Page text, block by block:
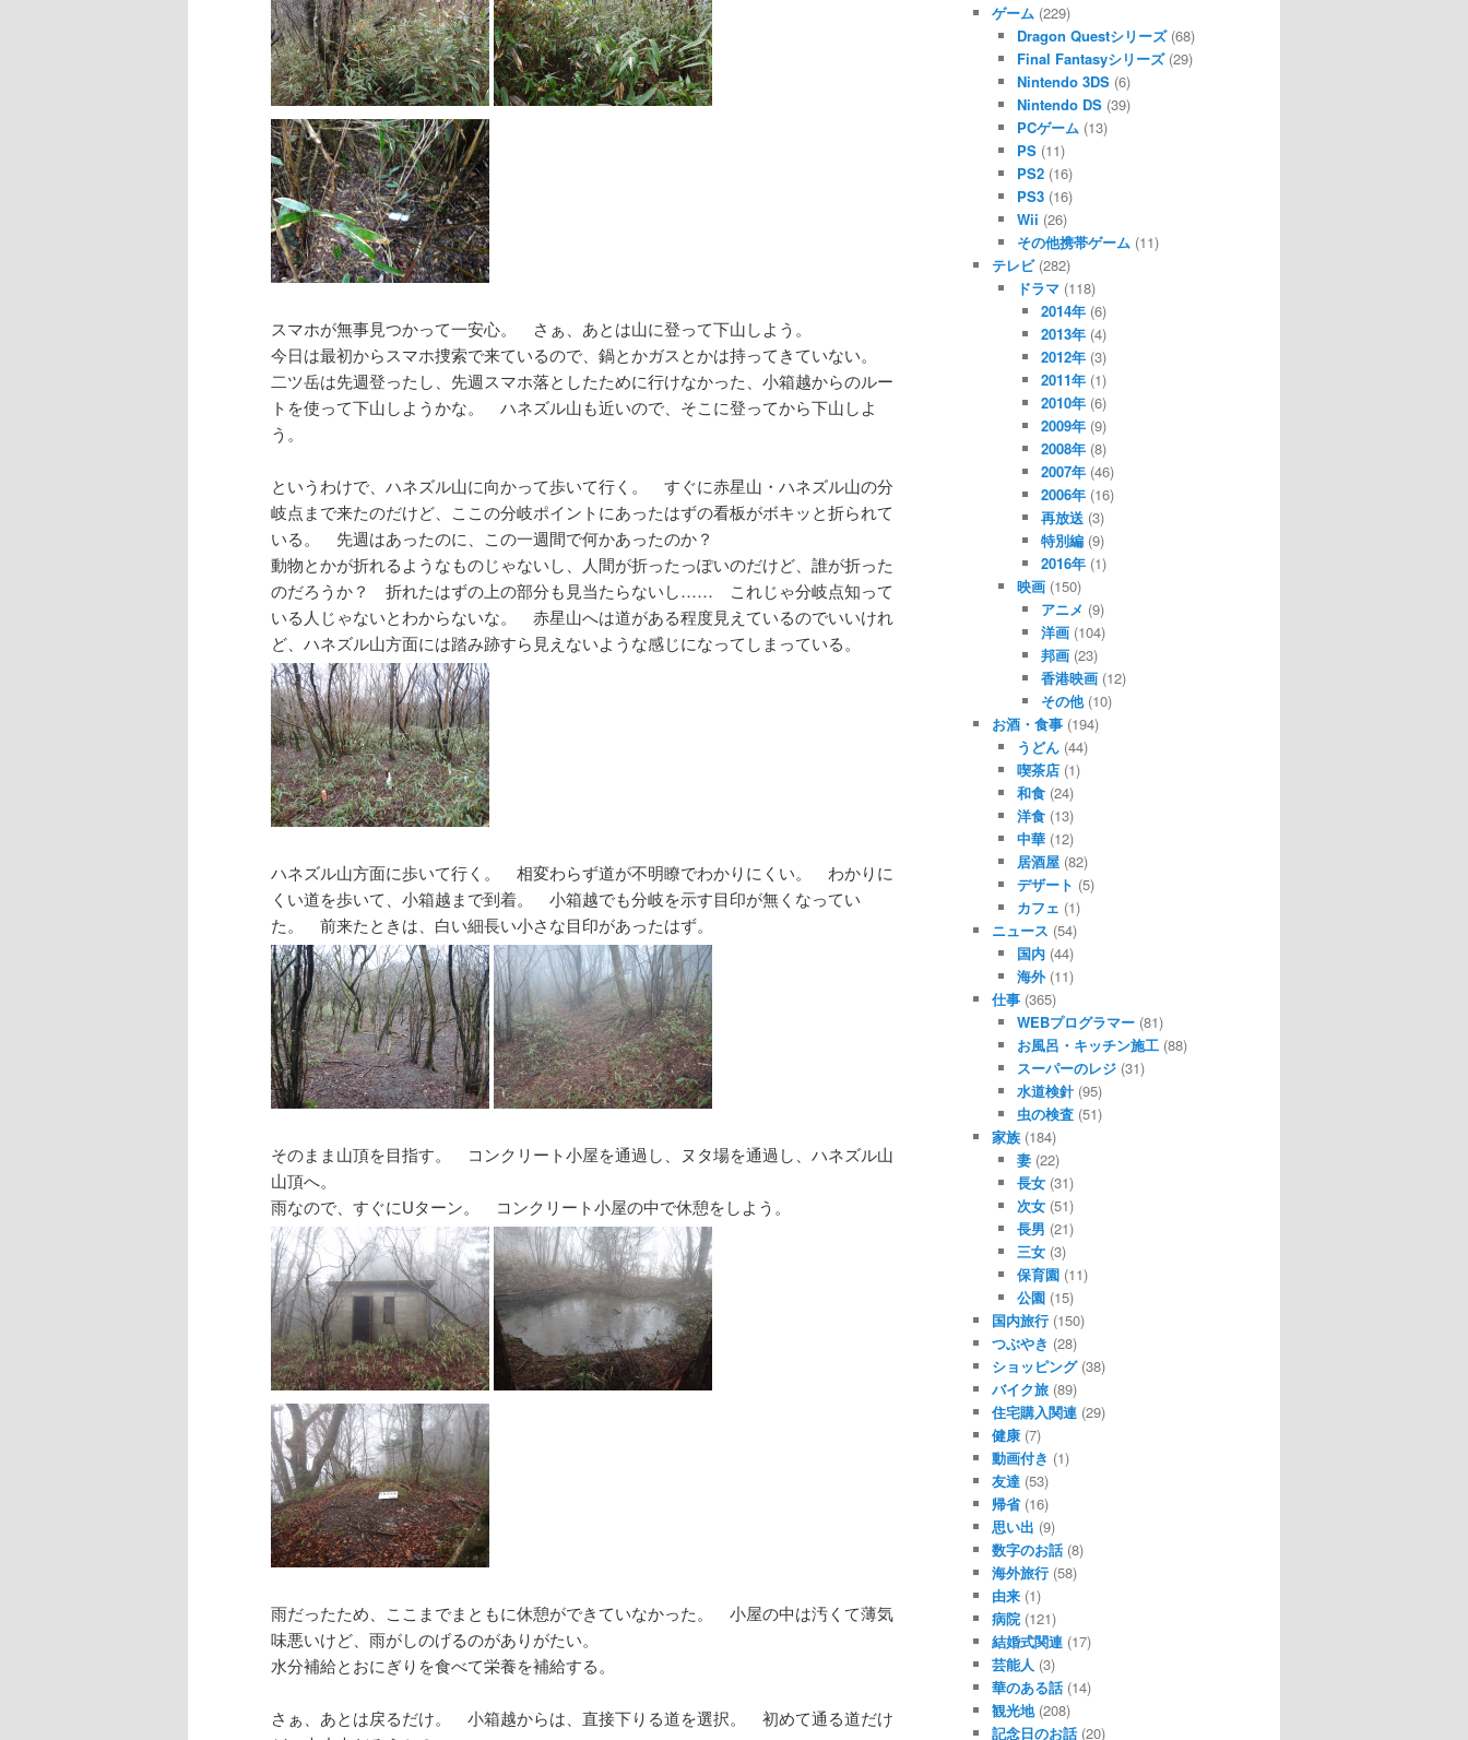
スマホが無事見つかって一安心。 さぁ、あとは山に登って下山しよう。
今日は最初からスマホ捜索で来ているので、鍋とかガスとかは持ってきていない。
二ツ岳は先週登ったし、先週スマホ落としたために行けなかった、小箱越からのルー
トを使って下山しようかな。 ハネズル山も近いので、そこに登ってから下山しよ
う。
というわけで、ハネズル山に向かって歩いて行く。 すぐに赤星山・ハネズル山の分
岐点まで来たのだけど、ここの分岐ポイントにあったはずの看板がボキッと折られて
いる。 先週はあったのに、この一週間で何かあったのか？
動物とかが折れるようなものじゃないし、人間が折ったっぽいのだけど、誰が折った
のだろうか？ 折れたはずの上の部分も見当たらないし…… これじゃ分岐点知って
いる人じゃないとわからないな。 赤星山へは道がある程度見えているのでいいけれ
ど、ハネズル山方面には踏み跡すら見えないような感じになってしまっている。
ハネズル山方面に歩いて行く。 相変わらず道が不明瞭でわかりにくい。 わかりに
くい道を歩いて、小箱越まで到着。 小箱越でも分岐を示す目印が無くなってい
た。 前来たときは、白い細長い小さな目印があったはず。
そのまま山頂を目指す。 コンクリート小屋を通過し、ヌタ場を通過し、ハネズル山
山頂へ。
雨なので、すぐにUターン。 コンクリート小屋の中で休憩をしよう。
雨だったため、ここまでまともに休憩ができていなかった。 小屋の中は汚くて薄気
味悪いけど、雨がしのげるのがありがたい。
水分補給とおにぎりを食べて栄養を補給する。
さぁ、あとは戻るだけ。 小箱越からは、直接下りる道を選択。 初めて通る道だけ
ゲーム (229)
Dragon Questシリーズ(68)
Final Fantasyシリーズ(29)
Nintendo 3DS(6)
Nintendo DS(39)
PCゲーム (13)
PS(11)
PS2(16)
PS3(16)
Wii (26)
その他携帯ゲーム (11)
テレビ(282)
ドラマ(118)
2014年 (6)
2013年 (4)
2012年 (3)
2011年 (1)
2010年 (6)
2009年 (9)
2008年 (8)
2007年 (46)
2006年 (16)
再放送 (3)
特別編 (9)
2016年 (1)
映画(150)
アニメ (9)
洋画 (104)
邦画 (23)
香港映画 (12)
その他(10)
お酒・食事 (194)
うどん(44)
喫茶店(1)
和食(24)
洋食(13)
中華(12)
居酒屋(82)
デザート (5)
カフェ (1)
ニュース (54)
国内(44)
海外(11)
仕事 (365)
WEBプログラマー(81)
お風呂・キッチン施工(88)
スーパーのレジ(31)
水道検針(95)
虫の検査(51)
家族 (184)
妻(22)
長女(31)
次女(51)
長男 (21)
三女(3)
保育園(11)
公園(15)
国内旅行 (150)
つぶやき (28)
ショッピング(38)
バイク旅 (89)
住宅購入関連 (29)
健康 (7)
動画付き (1)
友達 (53)
帰省(16)
思い出 (9)
数字のお話 (8)
海外旅行 (58)
由来 (1)
病院 (121)
結婚式関連 (17)
芸能人 (3)
華のある話 (14)
観光地(208)
記念日のお話 (20)